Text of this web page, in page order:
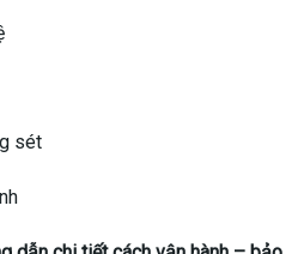
sét